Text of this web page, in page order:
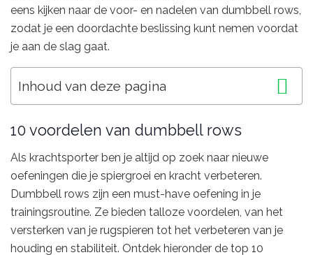
eens kijken naar de voor- en nadelen van dumbbell rows,
zodat je een doordachte beslissing kunt nemen voordat
je aan de slag gaat.
Inhoud van deze pagina
10 voordelen van dumbbell rows
Als krachtsporter ben je altijd op zoek naar nieuwe
oefeningen die je spiergroei en kracht verbeteren.
Dumbbell rows zijn een must-have oefening in je
trainingsroutine. Ze bieden talloze voordelen, van het
versterken van je rugspieren tot het verbeteren van je
houding en stabiliteit. Ontdek hieronder de top 10